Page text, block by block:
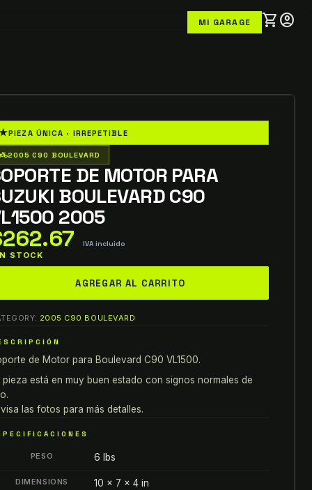
MI GARAGE shopping_cartaccount_circle
PIEZA ÚNICA · IRREPETIBLE
2005 C90 BOULEVARD
DE MOTOR PARA
BOULEVARD C90
2005
262.67 IVA incluido
STOCK
AGREGAR AL CARRITO
2005 C90 BOULEVARD
de Motor para Boulevard C90 VL1500.
pieza está en muy buen estado con signos normales de
las fotos para más detalles.
PESO 6 lbs
DIMENSIONS 10 × 7 × 4 in